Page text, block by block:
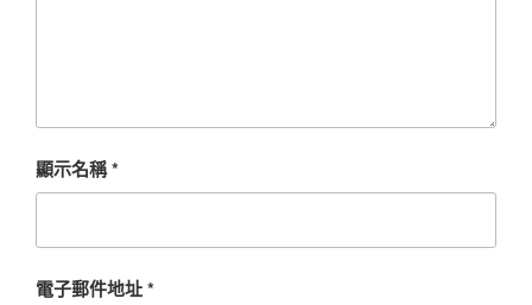
顯示名稱*
電子郵件地址*